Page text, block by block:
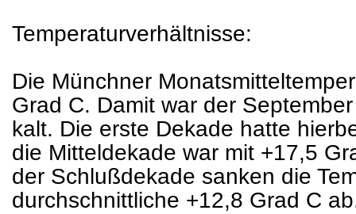
Temperaturverhältnisse:
Die Münchner
Grad C. Damit war der
kalt. Die erste Dekade hatte
die Mitteldekade war mit +17,5
der Schlußdekade sanken die
durchschnittliche +12,8 Grad C